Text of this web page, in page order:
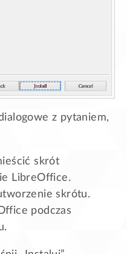
z pytaniem,
skrót
LibreOffice.
skrótu.
podczas